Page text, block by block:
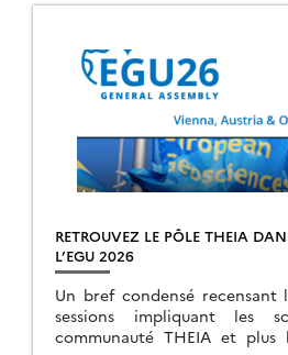
RETROUVEZ LE PÔLE THEIA
L’EGU 2026
Un bref condensé recensant
sessions impliquant les
communauté THEIA et plus